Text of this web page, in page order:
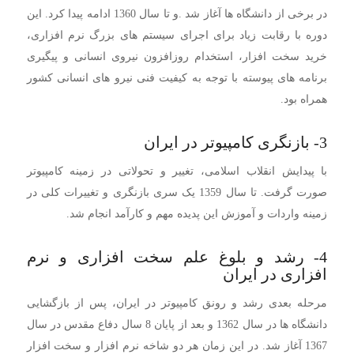
در برخی از دانشگاه ها آغاز شد .و تا سال 1360 ادامه پیدا کرد. این
دوره با رقابت زیاد برای اجرای سیستم های بزرگ نرم افزاری،
خرید سخت افزار، استخدام روزافزون نیروی انسانی و پیگیری
برنامه های پیوسته با توجه به کیفیت فنی نیرو های انسانی کشور
همراه بود.
3- بازنگری کامپیوتر در ایران
با پیدایش انقلاب اسلامی، تغییر و تحولاتی در زمینه کامپیوتر
صورت گرفت. تا سال 1359 یک سری بازنگری و تغییرات کلی در
زمینه واردات و آموزش این پدیده مهم و کارآمد انجام شد.
4- رشد و بلوغ علم سخت افزاری و نرم
افزاری در ایران
مرحله بعدی رشد و رونق کامپیوتر در ایران، پس از بازگشایی
دانشگاه ها در سال 1362 و بعد از پایان 8 سال دفاع مقدس در سال
1367 آغاز شد. در این زمان هر دو شاخه نرم افزار و سخت افزار